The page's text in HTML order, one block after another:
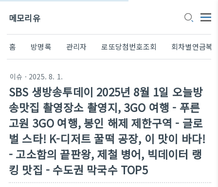
메모리유
홈 방명록 관리자 로또당첨번호조회 회차별연금복
이슈 · 2025. 8. 1.
SBS 생방송투데이 2025년 8월 1일 오늘방
송맛집 촬영장소 촬영지, 3GO 여행 - 푸른
고원 3GO 여행, 봉인 해제 제한구역 - 글로
벌 스타! K-디저트 꿀떡 공장, 이 맛이 바다!
- 고소함의 끝판왕, 제철 병어, 빅데이터 랭
킹 맛집 - 수도권 막국수 TOP5